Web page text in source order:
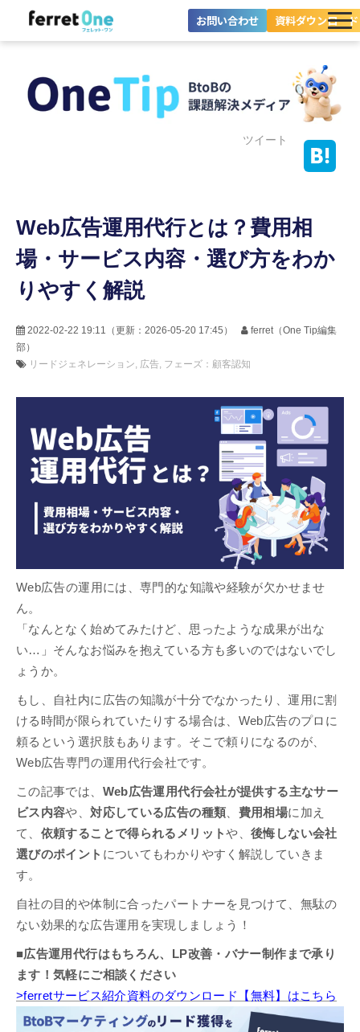
お問い合わせ 資料ダウンロード
ツール・機能一覧
料金プラン
セミナー
ツイート
Web広告運用代行とは？費用相
場・サービス内容・選び方をわか
りやすく解説
2022-02-22 19:11 （更新： 2026-05-20 17:45 ）
ferret（One Tip編集
部）
リードジェネレーション 広告 フェーズ：顧客認知
Web広告の運用には、専門的な知識や経験が欠かせませ
ん。
「なんとなく始めてみたけど、思ったような成果が出な
い…」そんなお悩みを抱えている方も多いのではないでし
ょうか。
もし、自社内に広告の知識が十分でなかったり、運用に割
ける時間が限られていたりする場合は、Web広告のプロに
頼るという選択肢もあります。そこで頼りになるのが、
Web広告専門の運用代行会社です。
この記事では、 Web広告運用代行会社が提供する主なサー
ビス内容や、対応している広告の種類 費用相場に加え
て、 依頼することで得られるメリットや、後悔しない会社
選びのポイント についてもわかりやすく解説していきま
す。
自社の目的や体制に合ったパートナーを見つけて、無駄の
ない効果的な広告運用を実現しましょう！
■広告運用代行はもちろん、LP改善・バナー制作まで承り
ます！気軽にご相談ください
>ferretサービス紹介資料のダウンロード【無料】はこちら